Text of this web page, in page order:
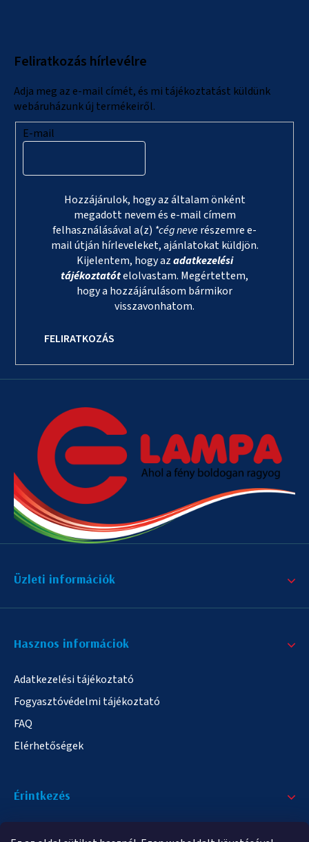
Feliratkozás hírlevélre
Adja meg az e-mail címét, és mi tájékoztatást küldünk
webáruházunk új termékeiről.
E-mail
Hozzájárulok, hogy az általam önként
megadott nevem és e-mail címem
felhasználásával a(z) *cég neverészemre e-
mail útján hírleveleket, ajánlatokat küldjön.
Kijelentem, hogy azadatkezelési
tájékoztatótelolvastam. Megértettem,
hogy a hozzájárulásom bármikor
visszavonhatom.
FELIRATKOZÁS
Üzleti információk
Hasznos informáciok
Adatkezelési tájékoztató
Fogyasztóvédelmi tájékoztató
FAQ
Elérhetőségek
Érintkezés